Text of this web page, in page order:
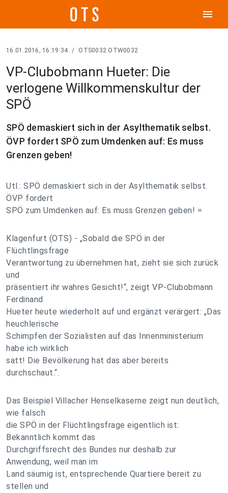
menu
16.01.2016, 16:19:34 / OTS0032 OTW0032
VP-Clubobmann Hueter: Die
verlogene Willkommenskultur der
SPÖ
SPÖ demaskiert sich in der Asylthematik selbst.
ÖVP fordert SPÖ zum Umdenken auf: Es muss
Grenzen geben!
Utl.: SPÖ demaskiert sich in der Asylthematik selbst.
ÖVP fordert
SPÖ zum Umdenken auf: Es muss Grenzen geben! =
Klagenfurt (OTS) - „Sobald die SPÖ in der
Flüchtlingsfrage
Verantwortung zu übernehmen hat, zieht sie sich zurück
und
präsentiert ihr wahres Gesicht!“, zeigt VP-Clubobmann
Ferdinand
Hueter heute wiederholt auf und ergänzt verärgert: „Das
heuchlerische
Schimpfen der Sozialisten auf das Innenministerium
habe ich wirklich
satt! Die Bevölkerung hat das aber bereits
durchschaut.“.
Das Beispiel Villacher Henselkaserne zeigt nun deutlich,
wie falsch
die SPÖ in der Flüchtlingsfrage eigentlich ist:
Bekanntlich kommt das
Durchgriffsrecht des Bundes nur deshalb zur
Anwendung, weil man im
Land säumig ist, entsprechende Quartiere bereit zu
stellen und